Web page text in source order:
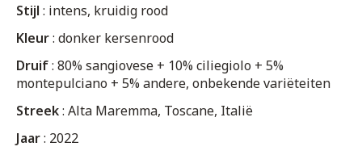
Stijl : intens, kruidig rood
Kleur: donker kersenrood
Druif: 80% sangiovese + 10% ciliegiolo + 5%
montepulciano + 5% andere, onbekende variëteiten
Streek: Alta Maremma, Toscane, Italië
Jaar: 2022